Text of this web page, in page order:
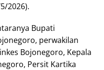
2026).
Bupati
perwakilan
Bojonegoro, Kepala
Persit Kartika